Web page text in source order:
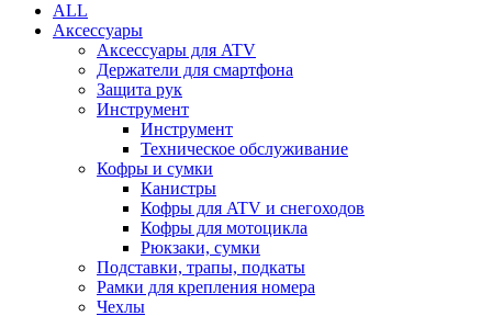
ALL
Аксессуары
Аксессуары для ATV
Держатели для смартфона
Защита рук
Инструмент
Инструмент
Техническое обслуживание
Кофры и сумки
Канистры
Кофры для ATV и снегоходов
Кофры для мотоцикла
Рюкзаки, сумки
Подставки, трапы, подкаты
Рамки для крепления номера
Чехлы